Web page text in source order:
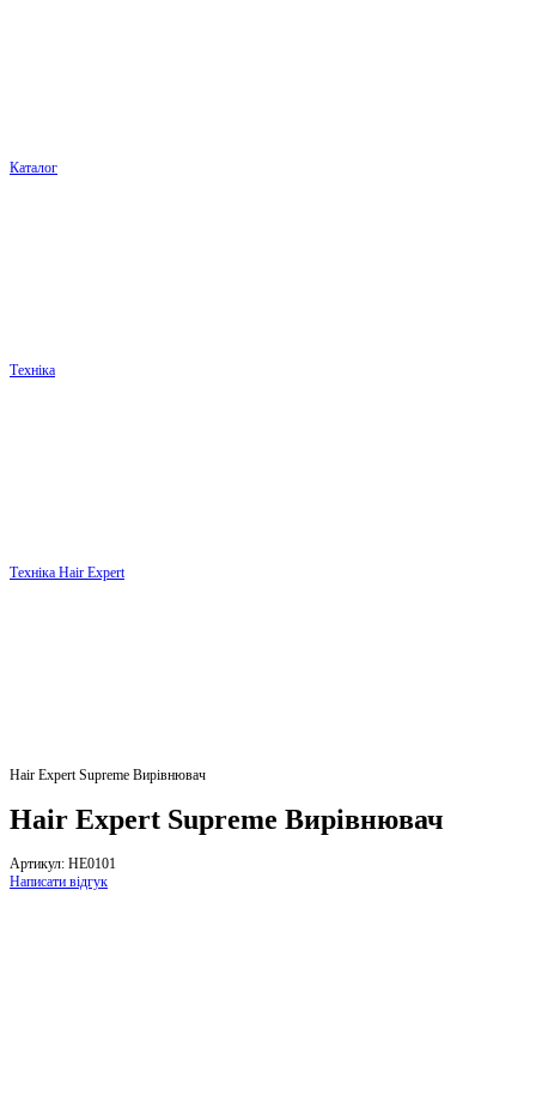
Каталог
Техніка
Техніка Hair Expert
Hair Expert Supreme Вирівнювач
Hair Expert Supreme Вирівнювач
Артикул: HE0101
Написати відгук